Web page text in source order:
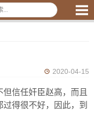
2020-04-15
信任奸臣赵高，而且
得很不好，因此，到